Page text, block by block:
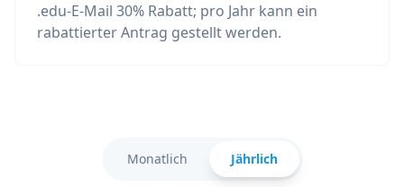
.edu-E-Mail 30% Rabatt; pro Jahr kann ein
rabattierter Antrag gestellt werden.
Monatlich Jährlich